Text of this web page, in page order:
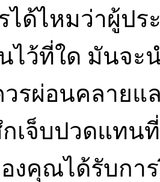
ด้ไหมว่าผู้ปร
ไว้ที่ใด มันจะ
รผ่อนคลายแ
เจ็บปวดแทน
งคุณได้รับกา